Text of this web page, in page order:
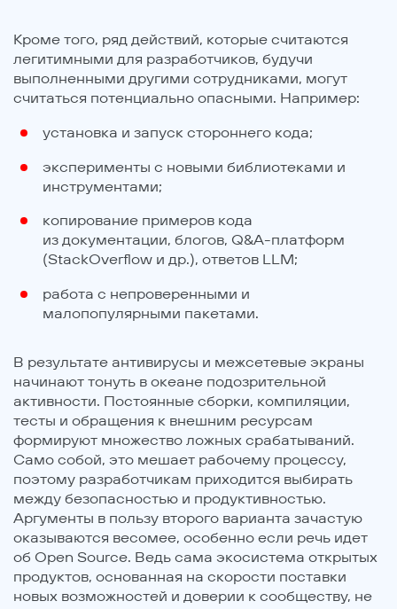
Кроме того, ряд действий, которые считаются
легитимными для разработчиков, будучи
выполненными другими сотрудниками, могут
считаться потенциально опасными. Например:
установка и запуск стороннего кода;
эксперименты с новыми библиотеками и
инструментами;
копирование примеров кода
из документации, блогов, Q&A-платформ
(StackOverflow и др.), ответов LLM;
работа с непроверенными и
малопопулярными пакетами.
В результате антивирусы и межсетевые экраны
начинают тонуть в океане подозрительной
активности. Постоянные сборки, компиляции,
тесты и обращения к внешним ресурсам
формируют множество ложных срабатываний.
Само собой, это мешает рабочему процессу,
поэтому разработчикам приходится выбирать
между безопасностью и продуктивностью.
Аргументы в пользу второго варианта зачастую
оказываются весомее, особенно если речь идет
об Open Source. Ведь сама экосистема открытых
продуктов, основанная на скорости поставки
новых возможностей и доверии к сообществу, не